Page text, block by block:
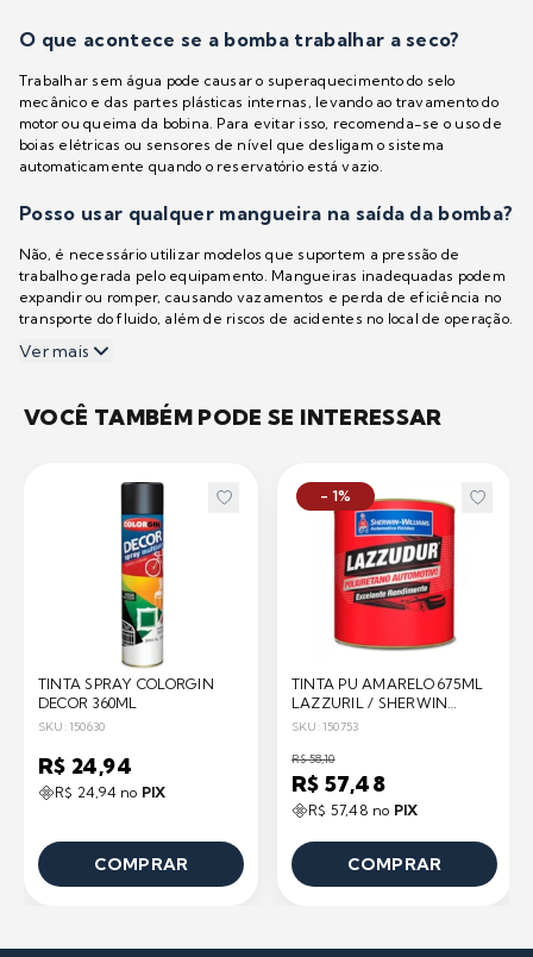
O que acontece se a bomba trabalhar a seco?
Trabalhar sem água pode causar o superaquecimento do selo
mecânico e das partes plásticas internas, levando ao travamento do
motor ou queima da bobina. Para evitar isso, recomenda-se o uso de
boias elétricas ou sensores de nível que desligam o sistema
automaticamente quando o reservatório está vazio.
Posso usar qualquer mangueira na saída da bomba?
Não, é necessário utilizar modelos que suportem a pressão de
trabalho gerada pelo equipamento. Mangueiras inadequadas podem
expandir ou romper, causando vazamentos e perda de eficiência no
transporte do fluido, além de riscos de acidentes no local de operação.
Ver mais
VOCÊ TAMBÉM PODE SE INTERESSAR
TINTA SPRAY COLORGIN
DECOR 360ML
SKU: 150630
R$ 24,94
R$ 24,94 no PIX
COMPRAR
TINTA PU AMARELO 675ML
LAZZURIL / SHERWIN
WILLIAMS
SKU: 150753
R$ 58,10
R$ 57,48
R$ 57,48 no PIX
- 1%
COMPRAR